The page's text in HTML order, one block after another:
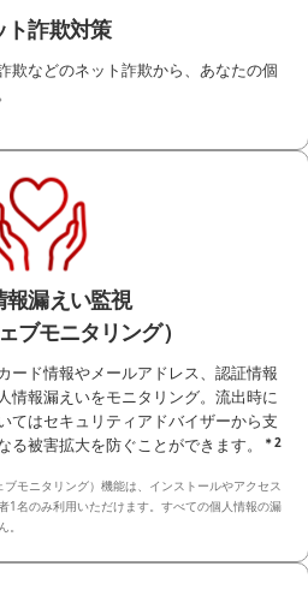
ト詐欺対策
欺などのネット詐欺から、あなたの個
報漏えい監視
ブモニタリング）
ード情報やメールアドレス、認証情報
情報漏えいをモニタリング。流出時に
てはセキュリティアドバイザーから支
被害拡大を防ぐことができます。
＊2
モニタリング）機能は、インストールやアクセス
1名のみ利用いただけます。すべての個人情報の漏